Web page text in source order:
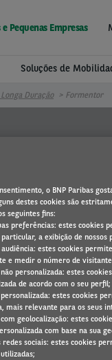
Pequenas Empresas
Soluções de
Duração Formentor
o BNP Paribas
destes cookies são
seguintes fins:
preferências: estes cookies
a exibição de nossos
estes cookies
e medir o número de
personalizada: estes
de acordo com o seu perfil;
estes cookies
mais relevante para os seus
geolocalização: estes
com base na sua
sociais: estes cookies